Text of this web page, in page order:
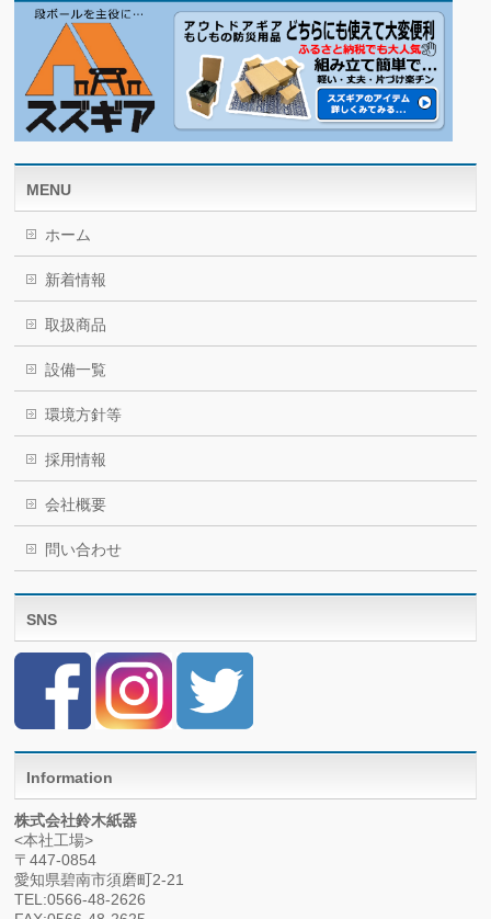
MENU
ホーム
新着情報
取扱商品
設備一覧
環境方針等
採用情報
会社概要
問い合わせ
SNS
Information
株式会社鈴木紙器
<本社工場>
〒447-0854
愛知県碧南市須磨町2-21
TEL:0566-48-2626